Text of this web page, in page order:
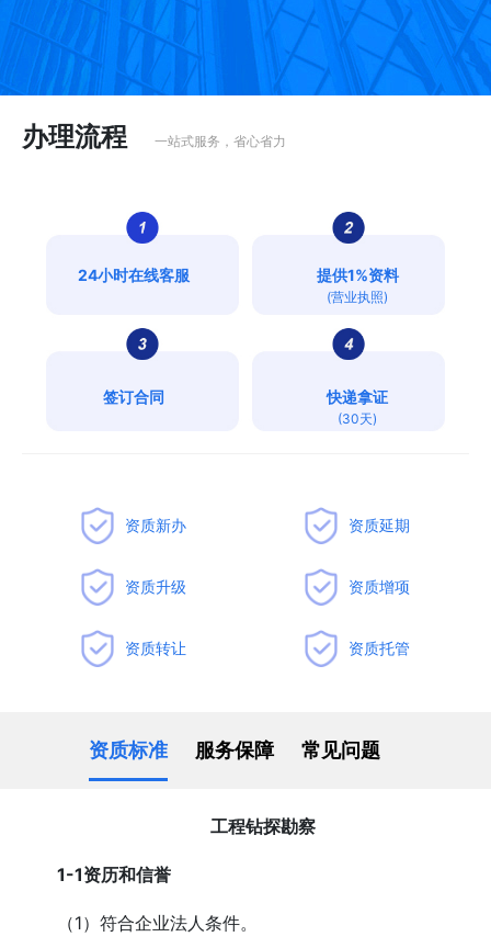
办理流程 一站式服务，省心省力
24小时在线客服 提供1%资料
(营业执照)
签订合同 快递拿证
(30天)
资质新办 资质延期
资质升级 资质增项
资质转让 资质托管
资质标准 服务保障 常见问题
工程钻探勘察
1-1资历和信誉
（1）符合企业法人条件。